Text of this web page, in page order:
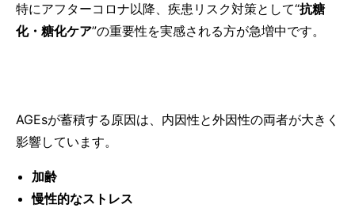
特にアフターコロナ以降、疾患リスク対策として“抗糖
化・糖化ケア”の重要性を実感される方が急増中です。
AGEsが蓄積する原因は、内因性と外因性の両者が大きく
影響しています。
加齢
慢性的なストレス